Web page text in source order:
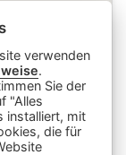
verwenden
.
Sie der
"Alles
installiert, mit
die für